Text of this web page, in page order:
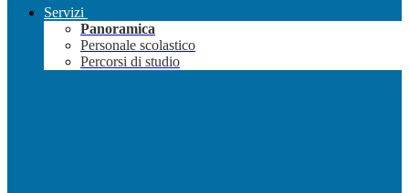
Servizi
Panoramica
Personale scolastico
Percorsi di studio